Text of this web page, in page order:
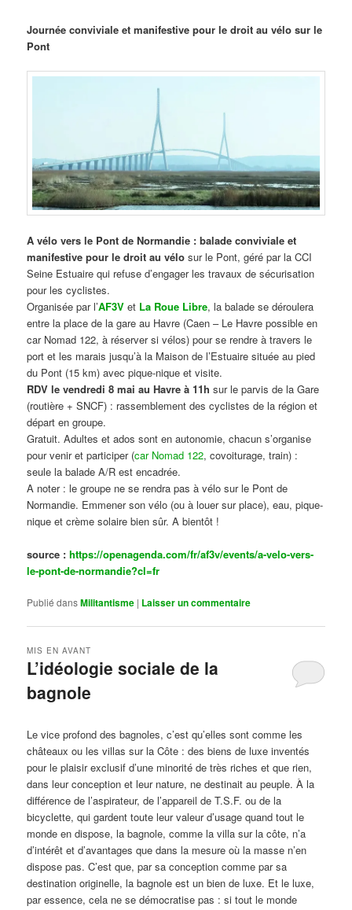
Journée conviviale et manifestive pour le droit au vélo sur le
Pont
A vélo vers le Pont de Normandie : balade conviviale et
manifestive pour le droit au vélo sur le Pont, géré par la CCI
Seine Estuaire qui refuse d’engager les travaux de sécurisation
pour les cyclistes.
Organisée par l’AF3V et La Roue Libre, la balade se déroulera
entre la place de la gare au Havre (Caen – Le Havre possible en
car Nomad 122, à réserver si vélos) pour se rendre à travers le
port et les marais jusqu’à la Maison de l’Estuaire située au pied
du Pont (15 km) avec pique-nique et visite.
RDV le vendredi 8 mai au Havre à 11h sur le parvis de la Gare
(routière + SNCF) : rassemblement des cyclistes de la région et
départ en groupe.
Gratuit. Adultes et ados sont en autonomie, chacun s’organise
pour venir et participer (car Nomad 122, covoiturage, train) :
seule la balade A/R est encadrée.
A noter : le groupe ne se rendra pas à vélo sur le Pont de
Normandie. Emmener son vélo (ou à louer sur place), eau, pique-
nique et crème solaire bien sûr. A bientôt !
source :https://openagenda.com/fr/af3v/events/a-velo-vers-
le-pont-de-normandie?cl=fr
Publié dansMilitantisme | Laisser un commentaire
L’idéologie sociale de la
bagnole
MIS EN AVANT
Le vice profond des bagnoles, c’est qu’elles sont comme les
châteaux ou les villas sur la Côte : des biens de luxe inventés
pour le plaisir exclusif d’une minorité de très riches et que rien,
dans leur conception et leur nature, ne destinait au peuple. À la
différence de l’aspirateur, de l’appareil de T.S.F. ou de la
bicyclette, qui gardent toute leur valeur d’usage quand tout le
monde en dispose, la bagnole, comme la villa sur la côte, n’a
d’intérêt et d’avantages que dans la mesure où la masse n’en
dispose pas. C’est que, par sa conception comme par sa
destination originelle, la bagnole est un bien de luxe. Et le luxe,
par essence, cela ne se démocratise pas : si tout le monde